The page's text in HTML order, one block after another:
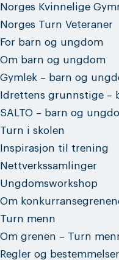
Norges Kvinnelige
Norges Turn Veteraner
For barn og ungdom
Om barn og ungdom
Gymlek – barn og
Idrettens grunnstige –
SALTO – barn og
Turn i skolen
Inspirasjon til trening
Nettverkssamlinger
Ungdomsworkshop
Om
Turn menn
Om grenen – Turn
Regler og